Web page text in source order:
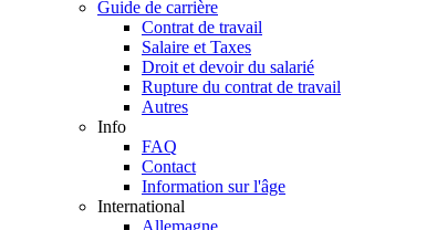
Guide de carrière
Contrat de travail
Salaire et Taxes
Droit et devoir du salarié
Rupture du contrat de travail
Autres
Info
FAQ
Contact
Information sur l'âge
International
Allemagne